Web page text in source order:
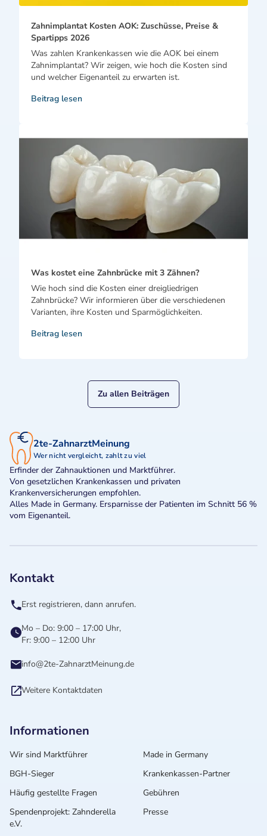
Zahnimplantat Kosten AOK: Zuschüsse, Preise &
Spartipps 2026
Was zahlen Krankenkassen wie die AOK bei einem
Zahnimplantat? Wir zeigen, wie hoch die Kosten sind
und welcher Eigenanteil zu erwarten ist.
Beitrag lesen
Was kostet eine Zahnbrücke mit 3 Zähnen?
Wie hoch sind die Kosten einer dreigliedrigen
Zahnbrücke? Wir informieren über die verschiedenen
Varianten, ihre Kosten und Sparmöglichkeiten.
Beitrag lesen
Zu allen Beiträgen
2te-ZahnarztMeinung
Wer nicht vergleicht, zahlt zu viel
Erfinder der Zahnauktionen und Marktführer.
Von gesetzlichen Krankenkassen und privaten
Krankenversicherungen empfohlen.
Alles Made in Germany. Ersparnisse der Patienten im Schnitt 56 %
vom Eigenanteil.
Kontakt
Erst registrieren, dann anrufen.
Mo – Do: 9:00 – 17:00 Uhr,
Fr: 9:00 – 12:00 Uhr
info@2te-ZahnarztMeinung.de
Weitere Kontaktdaten
Informationen
Wir sind Marktführer
Made in Germany
BGH-Sieger
Krankenkassen-Partner
Häufig gestellte Fragen
Gebühren
Spendenprojekt: Zahnderella
e.V.
Presse